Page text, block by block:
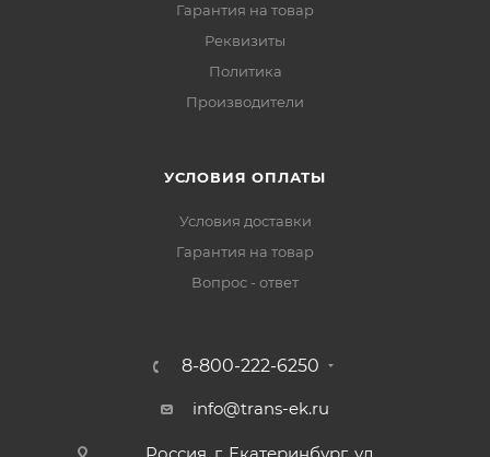
Гарантия на товар
Реквизиты
Политика
Производители
УСЛОВИЯ ОПЛАТЫ
Условия доставки
Гарантия на товар
Вопрос - ответ
8-800-222-6250
info@trans-ek.ru